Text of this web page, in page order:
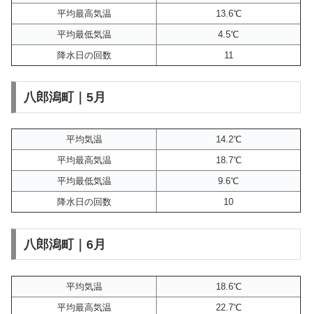
平均最高気温
13.6℃
平均最低気温
4.5℃
降水日の回数
11
八郎潟町｜5月
平均気温
14.2℃
平均最高気温
18.7℃
平均最低気温
9.6℃
降水日の回数
10
八郎潟町｜6月
平均気温
18.6℃
平均最高気温
22.7℃